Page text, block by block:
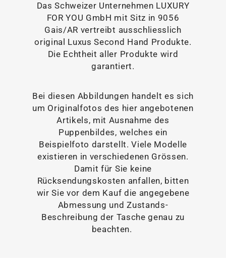
Das Schweizer Unternehmen LUXURY
FOR YOU GmbH mit Sitz in 9056
Gais/AR vertreibt ausschliesslich
original Luxus Second Hand Produkte.
Die Echtheit aller Produkte wird
garantiert.
Bei diesen Abbildungen handelt es sich
um Originalfotos des hier angebotenen
Artikels, mit Ausnahme des
Puppenbildes, welches ein
Beispielfoto darstellt. Viele Modelle
existieren in verschiedenen Grössen.
Damit für Sie keine
Rücksendungskosten anfallen, bitten
wir Sie vor dem Kauf die angegebene
Abmessung und Zustands-
Beschreibung der Tasche genau zu
beachten.